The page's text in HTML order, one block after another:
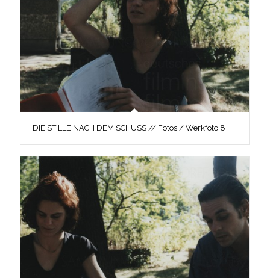
DIE STILLE NACH DEM SCHUSS // Fotos / Werkfoto 8